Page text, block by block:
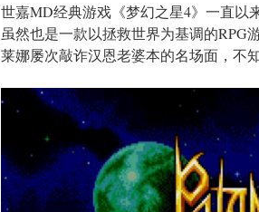
世嘉MD经典游戏《梦幻之星4》一直以
虽然也是一款以拯救世界为基调的RPG
莱娜屡次敲诈汉恩老婆本的名场面，不